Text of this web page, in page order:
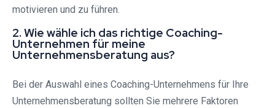
motivieren und zu führen.
2. Wie wähle ich das richtige Coaching-
Unternehmen für meine
Unternehmensberatung aus?
Bei der Auswahl eines Coaching-Unternehmens für Ihre
Unternehmensberatung sollten Sie mehrere Faktoren